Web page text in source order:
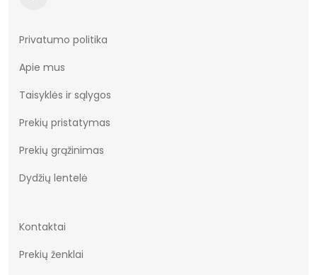
Privatumo politika
Apie mus
Taisyklės ir sąlygos
Prekių pristatymas
Prekių grąžinimas
Dydžių lentelė
Kontaktai
Prekių ženklai